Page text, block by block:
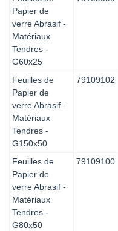
Papier de
verre Abrasif -
Matériaux
Tendres -
G60x25
Feuilles de
Papier de
verre Abrasif -
Matériaux
Tendres -
G150x50
79109102
Feuilles de
Papier de
verre Abrasif -
Matériaux
Tendres -
G80x50
79109100